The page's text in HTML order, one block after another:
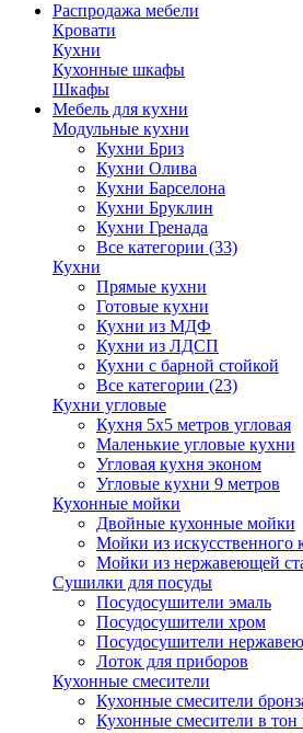
Распродажа мебели
Кровати
Кухни
Кухонные шкафы
Шкафы
Мебель для кухни
Модульные кухни
Кухни Бриз
Кухни Олива
Кухни Барселона
Кухни Бруклин
Кухни Гренада
Все категории (33)
Кухни
Прямые кухни
Готовые кухни
Кухни из МДФ
Кухни из ЛДСП
Кухни с барной стойкой
Все категории (23)
Кухни угловые
Кухня 5х5 метров угловая
Маленькие угловые кухни
Угловая кухня эконом
Угловые кухни 9 метров
Кухонные мойки
Двойные кухонные мойки
Мойки из искусственного
Мойки из нержавеющей
Сушилки для посуды
Посудосушители эмаль
Посудосушители хром
Посудосушители
Лоток для приборов
Кухонные смесители
Кухонные смесители
Кухонные смесители в